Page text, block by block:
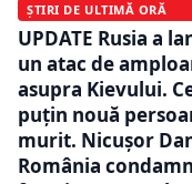
ȘTIRI DE ULTIMĂ ORĂ
UPDATE Rusia a
un atac de
asupra Kievului.
puțin nouă
murit. Nicușor
România